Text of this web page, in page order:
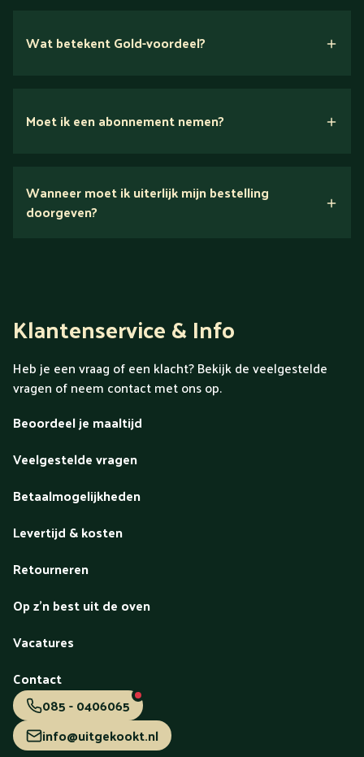
Wat betekent Gold-voordeel?
Ontdek alles over Gold
Moet ik een abonnement nemen?
Wanneer moet ik uiterlijk mijn bestelling
doorgeven?
Klantenservice & Info
Heb je een vraag of een klacht? Bekijk de veelgestelde
vragen of neem contact met ons op.
Beoordeel je maaltijd
Veelgestelde vragen
Betaalmogelijkheden
Levertijd & kosten
Retourneren
Op z'n best uit de oven
Vacatures
Contact
085 - 0406065
info@uitgekookt.nl